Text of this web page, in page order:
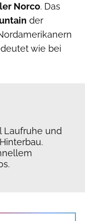
Norco. Das
der
wie bei
Laufruhe und